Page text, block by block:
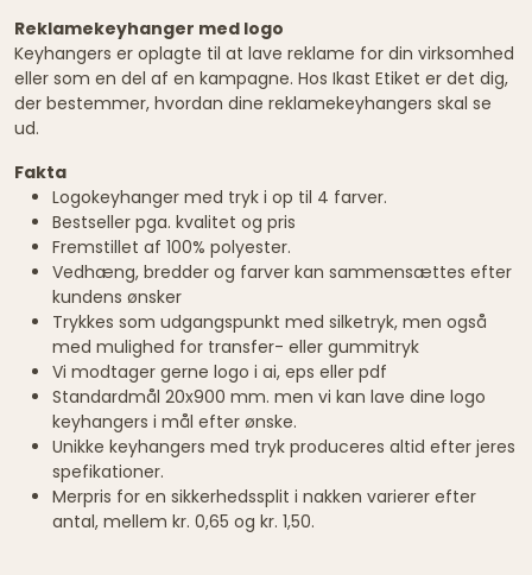
Reklamekeyhanger med logo
Keyhangers er oplagte til at lave reklame for din virksomhed
eller som en del af en kampagne. Hos Ikast Etiket er det dig,
der bestemmer, hvordan dine reklamekeyhangers skal se
ud.
Fakta
Logokeyhanger med tryk i op til 4 farver.
Bestseller pga. kvalitet og pris
Fremstillet af 100% polyester.
Vedhæng, bredder og farver kan sammensættes efter
kundens ønsker
Trykkes som udgangspunkt med silketryk, men også
med mulighed for transfer- eller gummitryk
Vi modtager gerne logo i ai, eps eller pdf
Standardmål 20x900 mm. men vi kan lave dine logo
keyhangers i mål efter ønske.
Unikke keyhangers med tryk produceres altid efter jeres
spefikationer.
Merpris for en sikkerhedssplit i nakken varierer efter
antal, mellem kr. 0,65 og kr. 1,50.